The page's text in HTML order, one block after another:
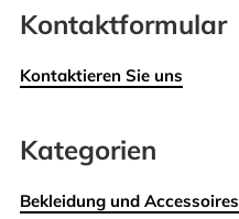
Kontaktformular
Kontaktieren Sie uns
Kategorien
Bekleidung und Accessoires